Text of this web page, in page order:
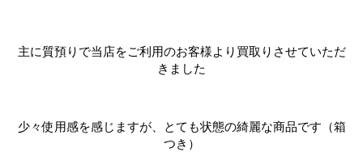
主に質預りで当店をご利用のお客様より買取りさせていただ
きました
少々使用感を感じますが、とても状態の綺麗な商品です（箱
つき）